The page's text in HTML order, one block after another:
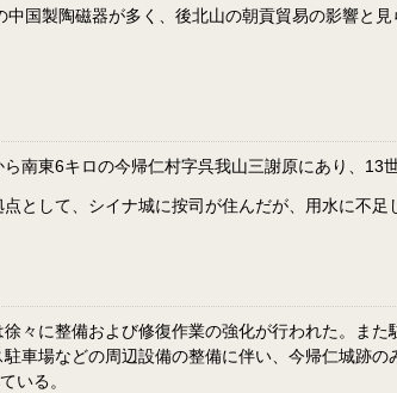
国製陶磁器が多く、後北山の朝貢貿易の影響と
南東6キロの今帰仁村字呉我山三謝原にあり、13
として、シイナ城に按司が住んだが、用水に不足
々に整備および修復作業の強化が行われた。ま
車場などの周辺設備の整備に伴い、今帰仁城跡
いる。